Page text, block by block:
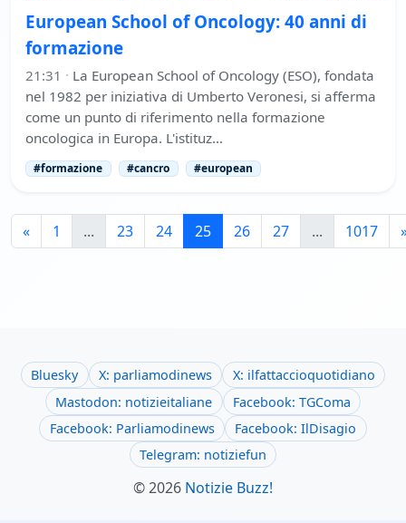
European School of Oncology: 40 anni di
formazione
21:31 · La European School of Oncology (ESO), fondata
nel 1982 per iniziativa di Umberto Veronesi, si afferma
come un punto di riferimento nella formazione
oncologica in Europa. L'istituz…
#formazione #cancro #european
« 1 ... 23 24 25 26 27 ... 1017
Bluesky X: parliamodinews
X: ilfattaccioquotidiano
Mastodon: notizieitaliane
Facebook: TGComa
Facebook: Parliamodinews
Facebook: IlDisagio
Telegram: notiziefun
© 2026 Notizie Buzz!